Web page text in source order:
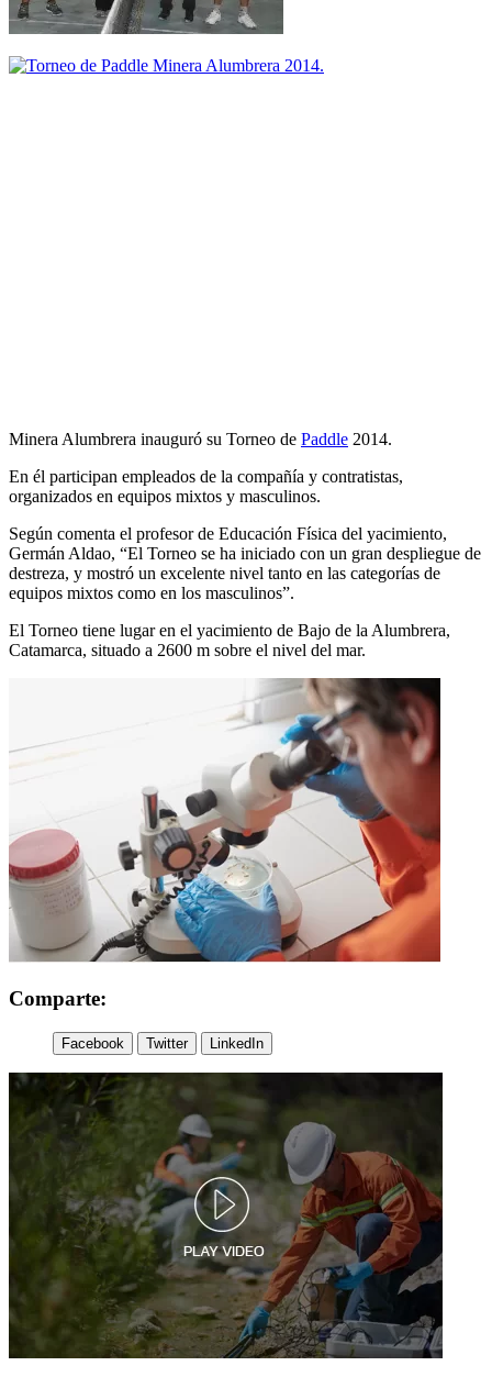
Minera Alumbrera inauguró su Torneo de Paddle 2014.
En él participan empleados de la compañía y contratistas,
organizados en equipos mixtos y masculinos.
Según comenta el profesor de Educación Física del yacimiento,
Germán Aldao, “El Torneo se ha iniciado con un gran despliegue de
destreza, y mostró un excelente nivel tanto en las categorías de
equipos mixtos como en los masculinos”.
El Torneo tiene lugar en el yacimiento de Bajo de la Alumbrera,
Catamarca, situado a 2600 m sobre el nivel del mar.
Comparte:
Facebook Twitter LinkedIn